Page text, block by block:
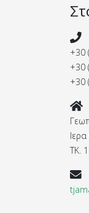
+30
+30
+30
ΤΚ.